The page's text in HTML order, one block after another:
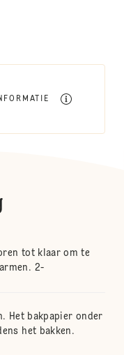
tot klaar om te
2-
Het bakpapier onder
het bakken.